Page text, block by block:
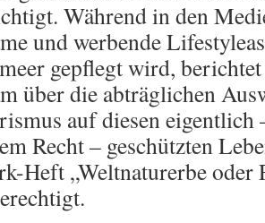
Während in den
und werbende
gepflegt wird,
über die abträglichen
auf diesen eigentlich
Recht – geschützten
Heft „Weltnaturerbe oder